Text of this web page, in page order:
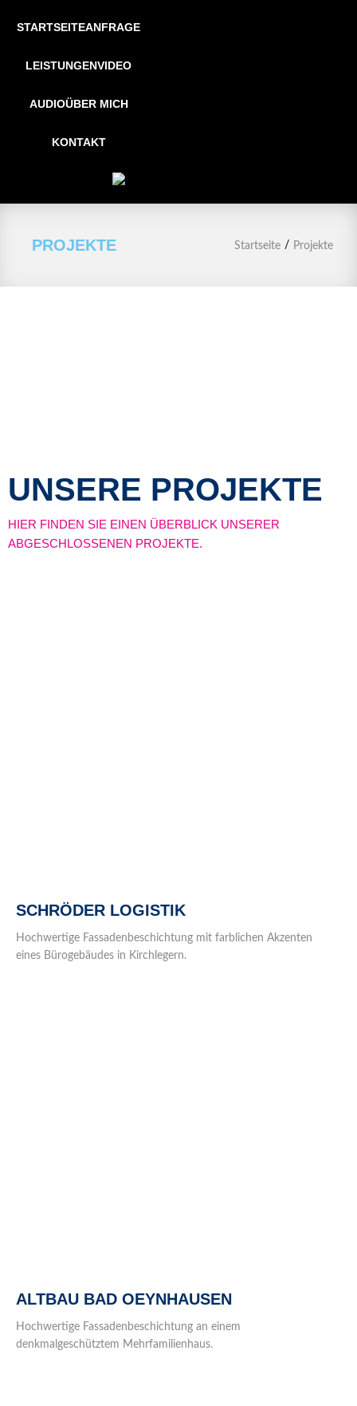
STARTSEITEANFRAGE
LEISTUNGENVIDEO
AUDIOÜBER MICH
KONTAKT
PROJEKTE Startseite / Projekte
UNSERE PROJEKTE
HIER FINDEN SIE EINEN ÜBERBLICK UNSERER
ABGESCHLOSSENEN PROJEKTE.
SCHRÖDER LOGISTIK
Hochwertige Fassadenbeschichtung mit farblichen Akzenten
eines Bürogebäudes in Kirchlegern.
ALTBAU BAD OEYNHAUSEN
Hochwertige Fassadenbeschichtung an einem
denkmalgeschütztem Mehrfamilienhaus.